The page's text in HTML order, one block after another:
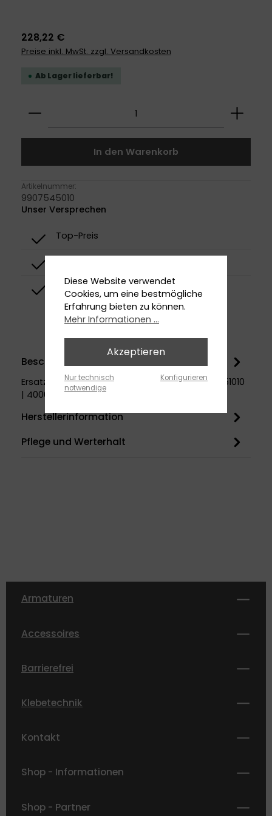
228,22 €
Preise inkl. MwSt. zzgl. Versandkosten
Ab Lager lieferbar!
Produkt Anzahl: Gib den gewünschten
In den Warenkorb
Artikelnummer:
9907545010
Unser Versprechen
Top-Preis
Top-Design
Beschreibung
Ersatzteil für Artikelnummer 1806251010 | 2806251010
| 4006251010 | 4306251010
Herstellerinformation
Pflege und Werterhalt
Armaturen
Accessoires
Barrierefrei
Klebetechnik
Kontakt
Shop - Informationen
Shop - Partner
Diese Website verwendet
Cookies, um eine bestmögliche
Erfahrung bieten zu können.
Mehr Informationen ...
Akzeptieren
Nur technisch
notwendige
Konfigurieren